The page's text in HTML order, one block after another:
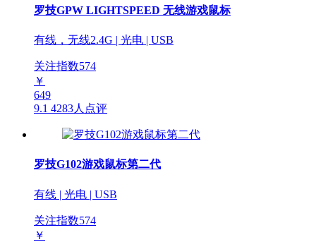
罗技GPW LIGHTSPEED 无线游戏鼠标
有线，无线2.4G | 光电 | USB
关注指数574
￥
649
9.1 4283人点评
罗技G102游戏鼠标第二代
有线 | 光电 | USB
关注指数574
￥